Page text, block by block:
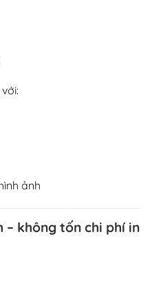
ảnh
– không tốn chi phí in